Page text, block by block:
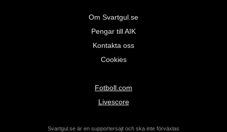
Om Svartgul.se
Pengar till AIK
Kontakta oss
Cookies
Fotboll.com
Livescore
Svartgul.se är en supportersajt och ska inte förväxlas